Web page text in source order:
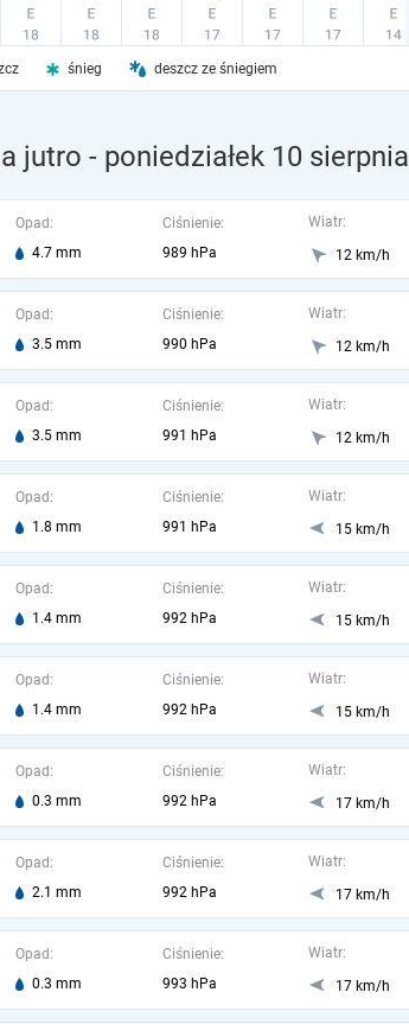
śnieg deszcz ze śniegiem
jutro - poniedziałek 10 sierpnia
Opad:
4.7 mm
Ciśnienie:
989 hPa
Wiatr:
12 km/h
Opad:
3.5 mm
Ciśnienie:
990 hPa
Wiatr:
12 km/h
Opad:
3.5 mm
Ciśnienie:
991 hPa
Wiatr:
12 km/h
Opad:
1.8 mm
Ciśnienie:
991 hPa
Wiatr:
15 km/h
Opad:
1.4 mm
Ciśnienie:
992 hPa
Wiatr:
15 km/h
Opad:
1.4 mm
Ciśnienie:
992 hPa
Wiatr:
15 km/h
Opad:
0.3 mm
Ciśnienie:
992 hPa
Wiatr:
17 km/h
Opad:
2.1 mm
Ciśnienie:
992 hPa
Wiatr:
17 km/h
Opad:
0.3 mm
Ciśnienie:
993 hPa
Wiatr:
17 km/h